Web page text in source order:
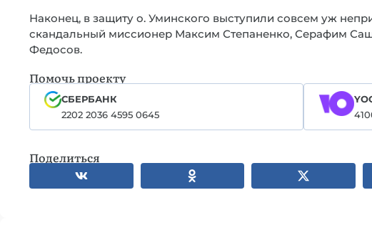
Наконец, в защиту о. Уминского выступили совсем уж
скандальный миссионер Максим Степаненко, Серафим
Федосов.
Помочь проекту
СБЕРБАНК
2202 2036 4595 0645
Поделиться